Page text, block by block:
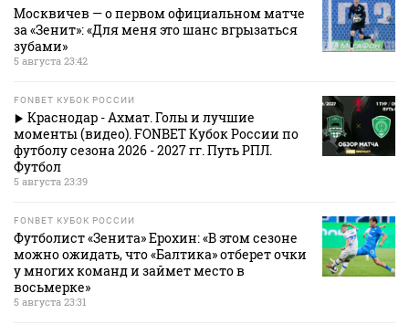
Москвичев — о первом официальном матче
за «Зенит»: «Для меня это шанс вгрызаться
зубами»
5 августа 23:42
FONBET КУБОК РОССИИ
Краснодар - Ахмат. Голы и лучшие
моменты (видео). FONBET Кубок России по
футболу сезона 2026 - 2027 гг. Путь РПЛ.
Футбол
5 августа 23:39
FONBET КУБОК РОССИИ
Футболист «Зенита» Ерохин: «В этом сезоне
можно ожидать, что «Балтика» отберет очки
у многих команд и займет место в
восьмерке»
5 августа 23:31